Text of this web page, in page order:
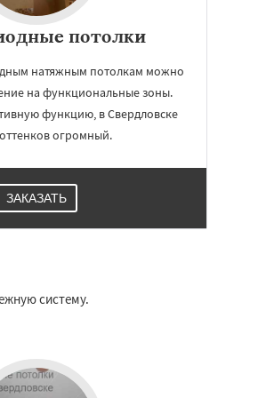
потолки
натяжным потолкам можно
на функциональные зоны.
функцию, в Свердловске
огромный.
ЗАКАЗАТЬ
систему.